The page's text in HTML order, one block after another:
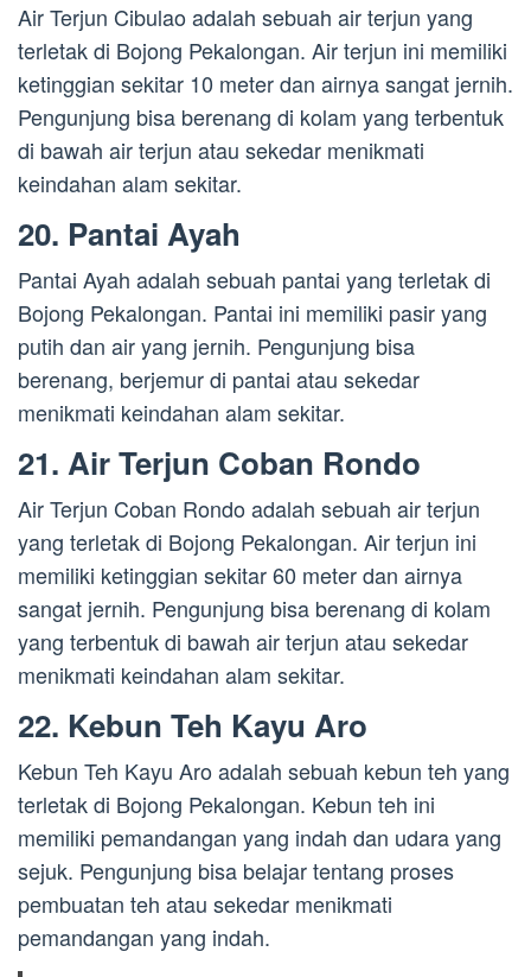
Air Terjun Cibulao adalah sebuah air terjun yang
terletak di Bojong Pekalongan. Air terjun ini memiliki
ketinggian sekitar 10 meter dan airnya sangat jernih.
Pengunjung bisa berenang di kolam yang terbentuk
di bawah air terjun atau sekedar menikmati
keindahan alam sekitar.
20. Pantai Ayah
Pantai Ayah adalah sebuah pantai yang terletak di
Bojong Pekalongan. Pantai ini memiliki pasir yang
putih dan air yang jernih. Pengunjung bisa
berenang, berjemur di pantai atau sekedar
menikmati keindahan alam sekitar.
21. Air Terjun Coban Rondo
Air Terjun Coban Rondo adalah sebuah air terjun
yang terletak di Bojong Pekalongan. Air terjun ini
memiliki ketinggian sekitar 60 meter dan airnya
sangat jernih. Pengunjung bisa berenang di kolam
yang terbentuk di bawah air terjun atau sekedar
menikmati keindahan alam sekitar.
22. Kebun Teh Kayu Aro
Kebun Teh Kayu Aro adalah sebuah kebun teh yang
terletak di Bojong Pekalongan. Kebun teh ini
memiliki pemandangan yang indah dan udara yang
sejuk. Pengunjung bisa belajar tentang proses
pembuatan teh atau sekedar menikmati
pemandangan yang indah.